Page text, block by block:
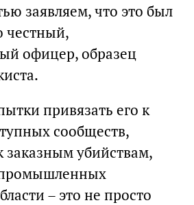
заявляем, что это был
честный,
офицер, образец
привязать его к
сообществ,
заказным убийствам,
– это не просто